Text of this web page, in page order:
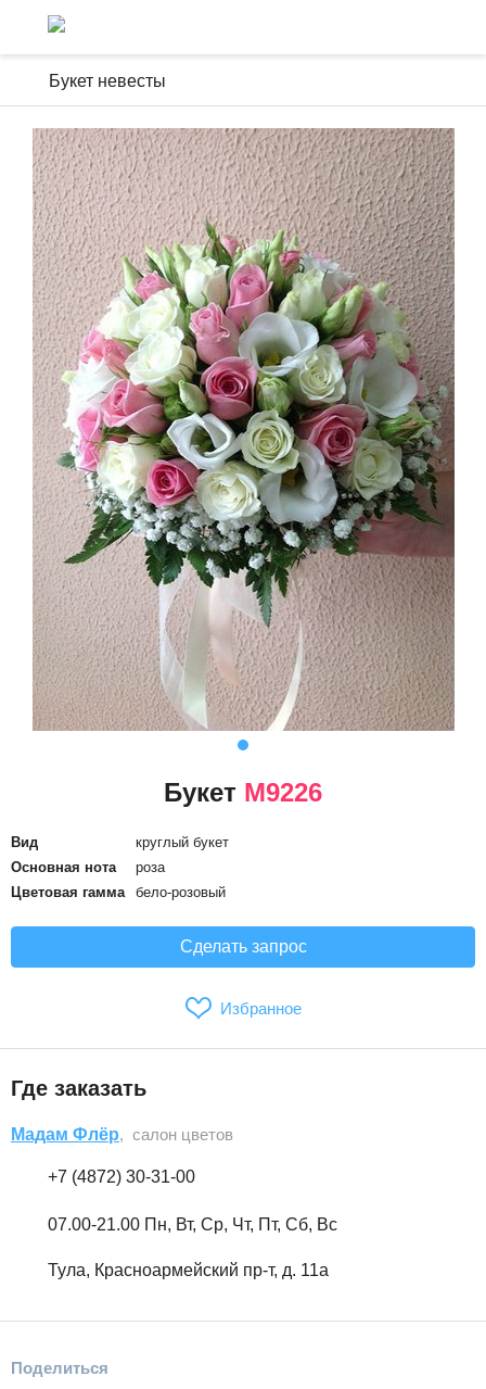
Букет невесты
Букет М9226
Вид
круглый букет
Основная нота
роза
Цветовая гамма
бело-розовый
Сделать запрос
Избранное
Где заказать
Мадам Флёр, салон цветов
+7 (4872) 30-31-00
07.00-21.00 Пн, Вт, Ср, Чт, Пт, Сб, Вс
Тула, Красноармейский пр-т, д. 11а
Поделиться